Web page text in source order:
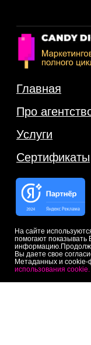
На сайте
помогают показывать
Вы даете свое
Метаданных и cookie-
использования cookie.